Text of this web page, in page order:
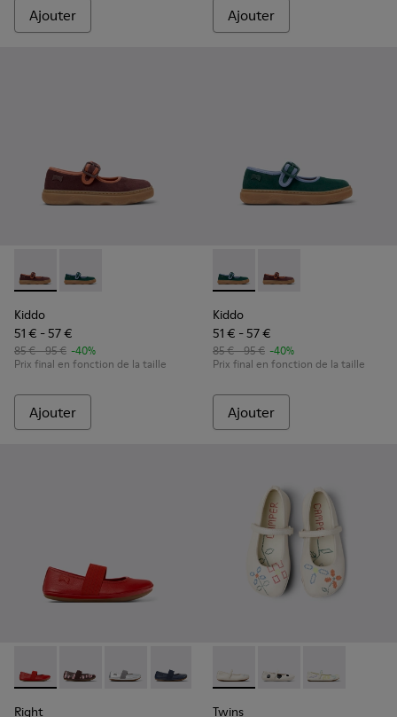
Ajouter Ajouter
Kiddo - K800662-001 - Chaussures multicolores en nubuck
Kiddo - K800662-002 - Chaussures multicolores en
Kiddo
51 € - 57 €
85 € - 95 € -40%
Prix final en fonction de la taille
Ajouter
Kiddo - K800662-002 -
Kiddo - K800662-
Kiddo
51 € - 57 €
85 € - 95 € -40%
Prix final en fonction de la taille
Ajouter
Right - 80025-153 - Ballerines en cuir rouge pour enfant.
Right - 80025-160 - Ballerines en cuir multicolore
Right - 80025-159 - Ballerines en cuir grises
Right - 80025-116 - Ballerines en cuir
Right - 80025-109
Right - 80025-053 -
Right - 80025-
Right
Twins - K800486-007 -
Twins - K800486-
Twins -
Twins